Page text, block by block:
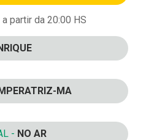
partir da 20:00 HS
MA
- NO AR